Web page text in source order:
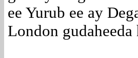
ee Yurub ee ay
London